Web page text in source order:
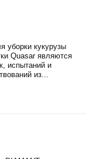
уборки кукурузы
Quasar являются
испытаний и
из...